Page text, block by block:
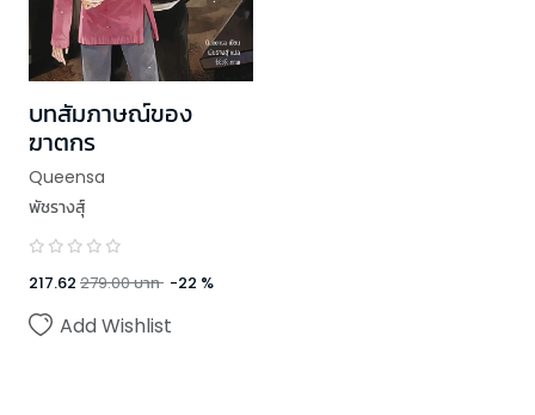
บทสัมภาษณ์ของ
ฆาตกร
Queensa
พัชรางสุ์
217.62 279.00บาท -22 %
Add Wishlist